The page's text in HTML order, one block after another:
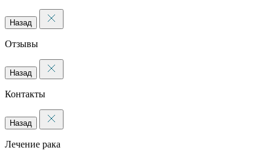
Назад
Отзывы
Назад
Контакты
Назад
Лечение рака